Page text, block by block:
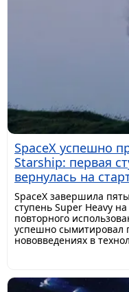
SpaceX успешно
Starship: первая
вернулась на
SpaceX завершила
ступень Super Heavy
повторного
успешно сымитировал
нововведениях в